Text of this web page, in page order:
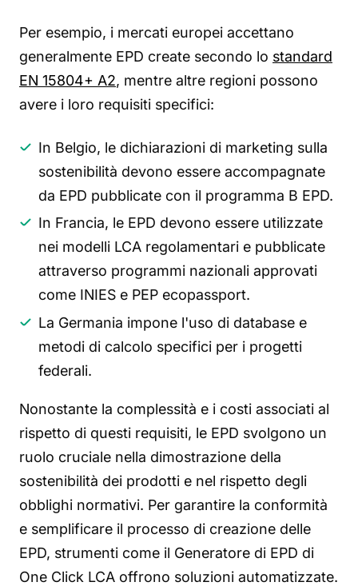
Per esempio, i mercati europei accettano
generalmente EPD create secondo lo standard
EN 15804+ A2, mentre altre regioni possono
avere i loro requisiti specifici:
In Belgio, le dichiarazioni di marketing sulla
sostenibilità devono essere accompagnate
da EPD pubblicate con il programma B EPD.
In Francia, le EPD devono essere utilizzate
nei modelli LCA regolamentari e pubblicate
attraverso programmi nazionali approvati
come INIES e PEP ecopassport.
La Germania impone l'uso di database e
metodi di calcolo specifici per i progetti
federali.
Nonostante la complessità e i costi associati al
rispetto di questi requisiti, le EPD svolgono un
ruolo cruciale nella dimostrazione della
sostenibilità dei prodotti e nel rispetto degli
obblighi normativi. Per garantire la conformità
e semplificare il processo di creazione delle
EPD, strumenti come il Generatore di EPD di
One Click LCA offrono soluzioni automatizzate.